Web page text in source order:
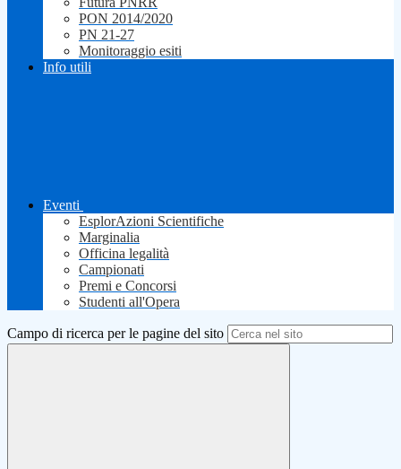
PON 2014/2020
PN 21-27
Monitoraggio esiti
Info utili
Eventi
EsplorAzioni Scientifiche
Marginalia
Officina legalità
Campionati
Premi e Concorsi
Studenti all'Opera
Campo di ricerca per le pagine del sito